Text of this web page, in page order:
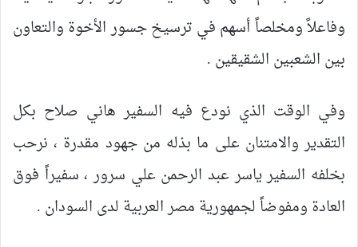
وفاعلاً ومخلصاً أسهم في ترسيخ جسور الأخوة والتعاون
بين الشعبين الشقيقين .
وفي الوقت الذي نودع فيه السفير هاني صلاح بكل
التقدير والامتنان على ما بذله من جهود مقدرة ، نرحب
بخلفه السفير ياسر عبد الرحمن علي سرور ، سفيراً فوق
العادة ومفوضاً لجمهورية مصر العربية لدى السودان .